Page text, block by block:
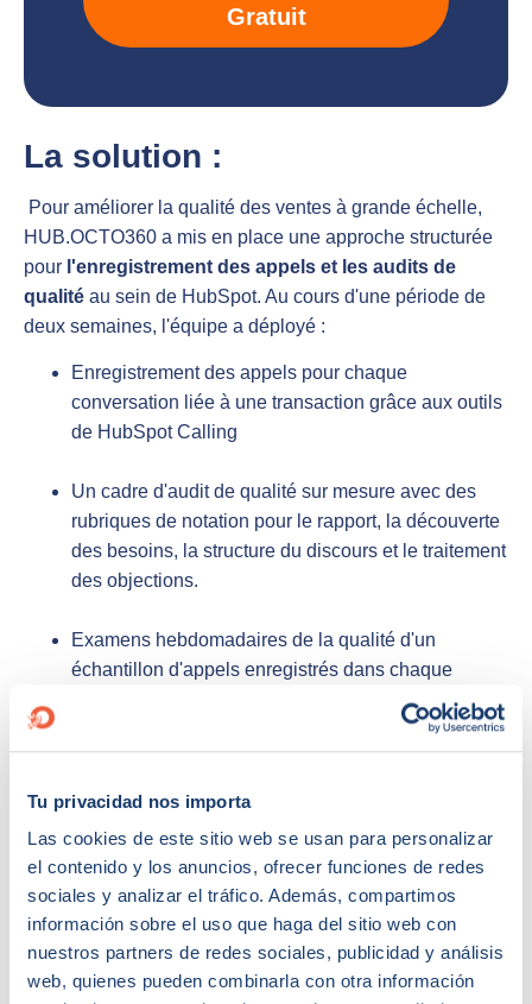
Tu privacidad nos importa
Las cookies de este sitio web se usan para personalizar
el contenido y los anuncios, ofrecer funciones de redes
sociales y analizar el tráfico. Además, compartimos
información sobre el uso que haga del sitio web con
nuestros partners de redes sociales, publicidad y análisis
web, quienes pueden combinarla con otra información
Gratuit
La solution :
Pour améliorer la qualité des ventes à grande échelle,
HUB.OCTO360 a mis en place une approche structurée
pour l'enregistrement des appels et les audits de
qualité au sein de HubSpot. Au cours d'une période de
deux semaines, l'équipe a déployé :
Enregistrement des appels pour chaque
conversation liée à une transaction grâce aux outils
de HubSpot Calling
Un cadre d'audit de qualité sur mesure avec des
rubriques de notation pour le rapport, la découverte
des besoins, la structure du discours et le traitement
des objections.
Examens hebdomadaires de la qualité d'un
échantillon d'appels enregistrés dans chaque
Des tableaux de bord de coaching en temps réel
d'information ciblé et des domaines d'amélioration.
Intégration de mesures de la qualité dans les
examens hebdomadaires des activités, y compris
les taux de résolution des objections et le respect
des scripts.